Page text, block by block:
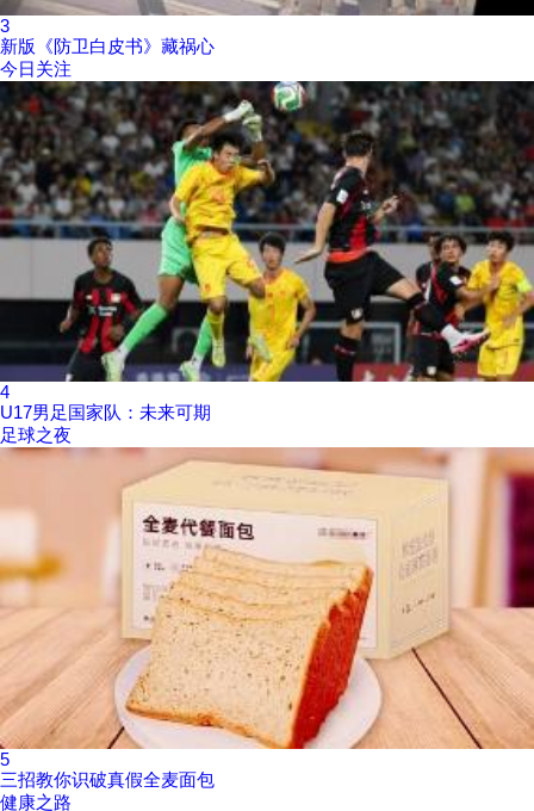
3
新版《防卫白皮书》藏祸心
今日关注
4
U17男足国家队：未来可期
足球之夜
5
三招教你识破真假全麦面包
健康之路